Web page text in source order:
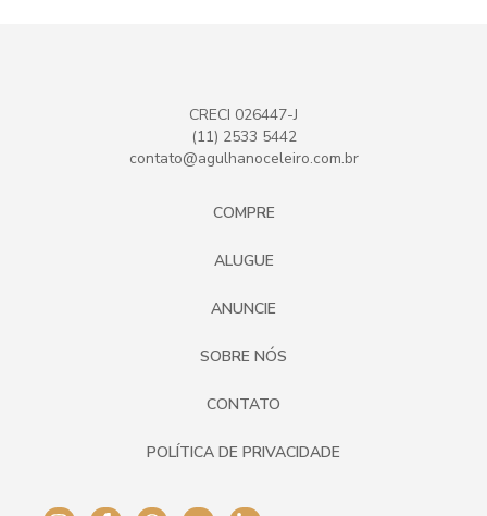
CRECI 026447-J
(11) 2533 5442
contato@agulhanoceleiro.com.br
COMPRE
ALUGUE
ANUNCIE
SOBRE NÓS
CONTATO
POLÍTICA DE PRIVACIDADE